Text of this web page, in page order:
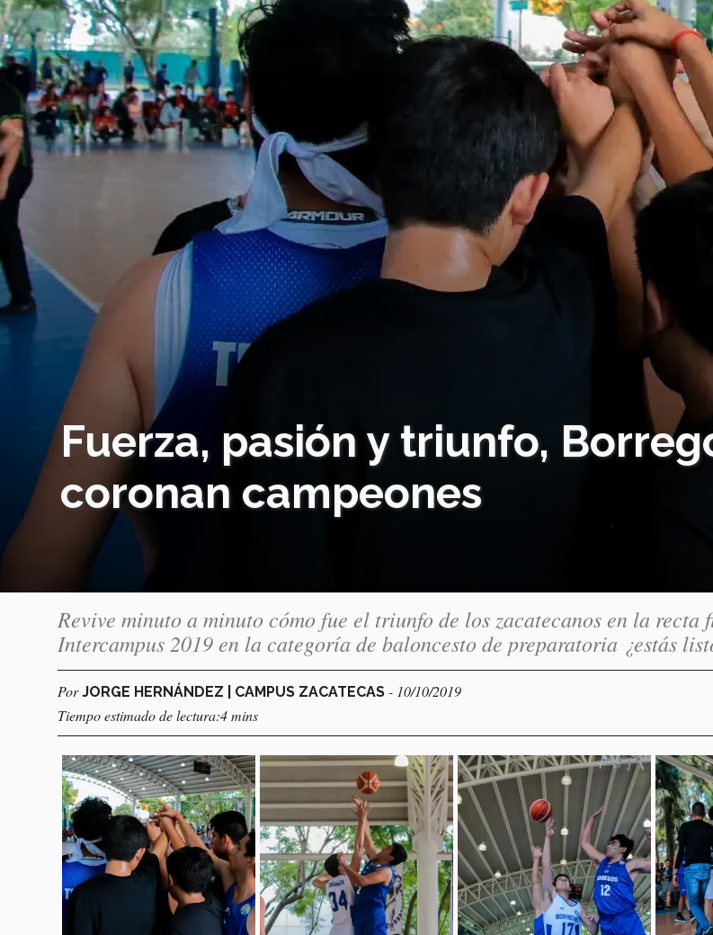
Fuerza, pasión y triunfo,
coronan campeones
Revive minuto a minuto cómo fue el triunfo de los zacatecanos en la recta
Intercampus 2019 en la categoría de baloncesto de preparatoria ¿estás
PorJORGE HERNÁNDEZ | CAMPUS ZACATECAS - 10/10/2019
Tiempo estimado de lectura:4 mins